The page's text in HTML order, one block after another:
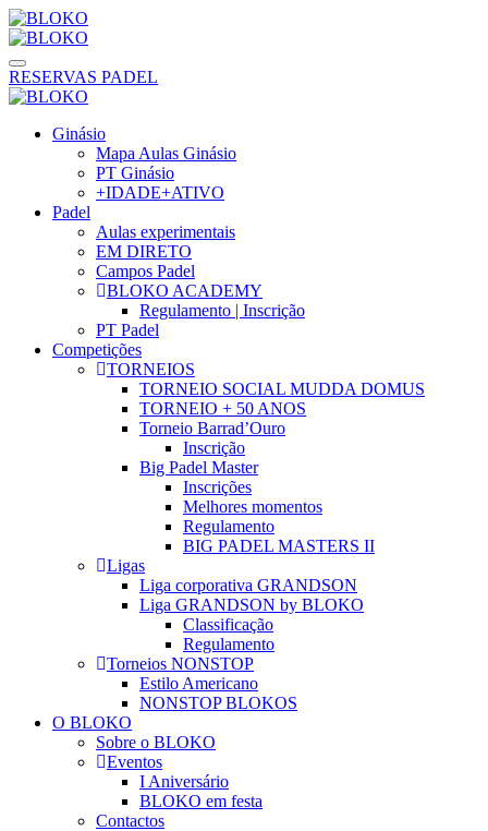
RESERVAS PADEL
Ginásio
Mapa Aulas Ginásio
PT Ginásio
+IDADE+ATIVO
Padel
Aulas experimentais
EM DIRETO
Campos Padel
BLOKO ACADEMY
Regulamento | Inscrição
PT Padel
Competições
TORNEIOS
TORNEIO SOCIAL MUDDA DOMUS
TORNEIO + 50 ANOS
Torneio Barrad’Ouro
Inscrição
Big Padel Master
Inscrições
Melhores momentos
Regulamento
BIG PADEL MASTERS II
Ligas
Liga corporativa GRANDSON
Liga GRANDSON by BLOKO
Classificação
Regulamento
Torneios NONSTOP
Estilo Americano
NONSTOP BLOKOS
O BLOKO
Sobre o BLOKO
Eventos
I Aniversário
BLOKO em festa
Contactos